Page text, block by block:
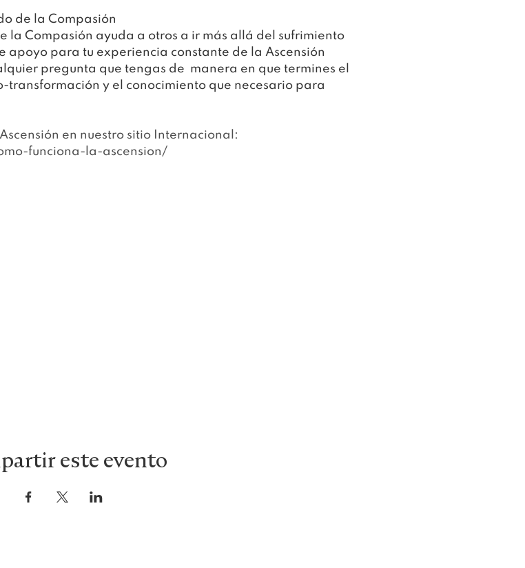
de la Compasión
la Compasión ayuda a otros a ir más allá del sufrimiento
apoyo para tu experiencia constante de la Ascensión
pregunta que tengas de  manera en que termines el
transformación y el conocimiento que necesario para
en nuestro sitio Internacional:
funciona-la-ascension/
este evento